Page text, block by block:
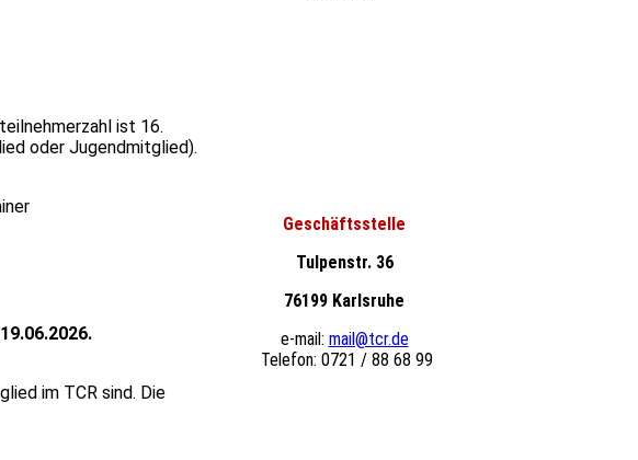
ist 16.
oder Jugendmitglied).
im TCR sind. Die
Geschäftsstelle
Tulpenstr. 36
76199 Karlsruhe
e-mail: mail@tcr.de
Telefon: 0721 / 88 68 99